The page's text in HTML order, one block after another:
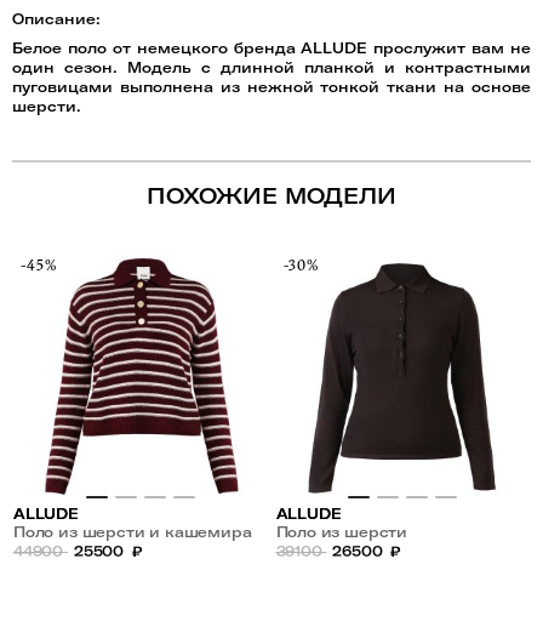
Описание:
Белое поло от немецкого бренда ALLUDE прослужит вам не
один сезон. Модель с длинной планкой и контрастными
пуговицами выполнена из нежной тонкой ткани на основе
шерсти.
ПОХОЖИЕ МОДЕЛИ
-45%
ALLUDE
Поло из шерсти и кашемира
44900 25500 ₽
-30%
ALLUDE
Поло из шерсти
39100 26500 ₽